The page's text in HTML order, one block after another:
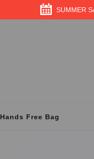
SUMMER
Hands Free Bag